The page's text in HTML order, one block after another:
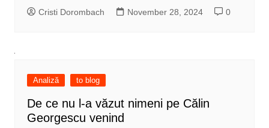
Cristi Dorombach November 28, 2024 0
Analiză to blog
De ce nu l-a văzut nimeni pe Călin
Georgescu venind